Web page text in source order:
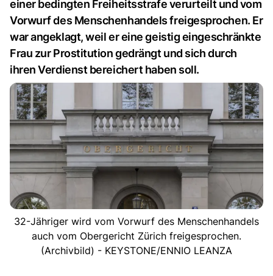
einer bedingten Freiheitsstrafe verurteilt und vom
Vorwurf des Menschenhandels freigesprochen. Er
war angeklagt, weil er eine geistig eingeschränkte
Frau zur Prostitution gedrängt und sich durch
ihren Verdienst bereichert haben soll.
32-Jähriger wird vom Vorwurf des Menschenhandels
auch vom Obergericht Zürich freigesprochen.
(Archivbild) - KEYSTONE/ENNIO LEANZA